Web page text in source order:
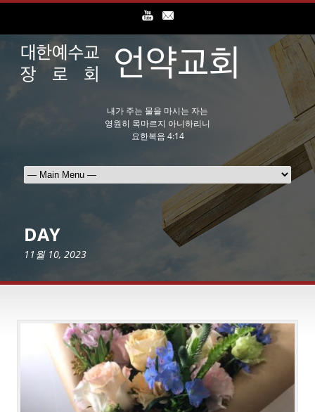
내가 주는 물을 마시는 자는
영원히 목마르지 아니하리니
요한복음 4:14
DAY
11월 10, 2023